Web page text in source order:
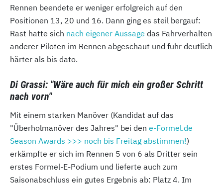
Rennen beendete er weniger erfolgreich auf den
Positionen 13, 20 und 16. Dann ging es steil bergauf:
Rast hatte sich nach eigener Aussage das Fahrverhalten
anderer Piloten im Rennen abgeschaut und fuhr deutlich
härter als bis dato.
Di Grassi: "Wäre auch für mich ein großer Schritt
nach vorn"
Mit einem starken Manöver (Kandidat auf das
"Überholmanöver des Jahres" bei den e-Formel.de
Season Awards >>> noch bis Freitag abstimmen!)
erkämpfte er sich im Rennen 5 von 6 als Dritter sein
erstes Formel-E-Podium und lieferte auch zum
Saisonabschluss ein gutes Ergebnis ab: Platz 4. Im